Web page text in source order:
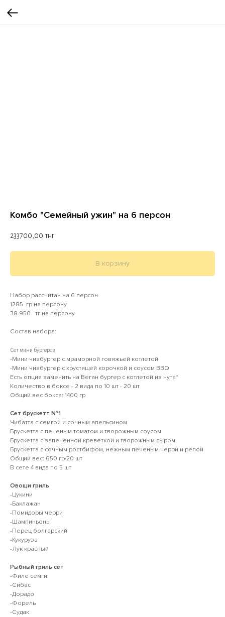
Комбо "Семейный ужин" на 6 персон
233700,00 тнг
В корзину
Набор рассчитан на 6 персон
1285 гр на персону
38 950 тг на персону
Состав набора:
Сет мини бургеров
-Мини чизбургер с мраморной говяжьей котлетой
-Мини чизбургер с хрустящей корочкой и соусом BBQ
Есть опция заменить на Веган бургер с котлетой из нута*
Количество в боксе - 2 вида по 10 шт - 20 шт
Общий вес бокса: 1400 гр
Сет брускетт №1
Чибатта с семгой и сочным апельсином
Брускетта с печеным томатом и творожным соусом
Брускетта с запеченной креветкой и творожным сыром
Брускетта с сочным ростбифом, нежным печеным черри и репой
Общий вес: 650 гр/20 шт
В сете 4 вида по 5 шт
Овощи гриль
-Цукини
-Баклажан
-Помидоры черри
-Шампиньоны
-Перец болгарский
-Кукуруза
-Лук красный
Рыбный гриль сет
-Филе семги
-Сибас
-Дорадо
-Форель
-Судак